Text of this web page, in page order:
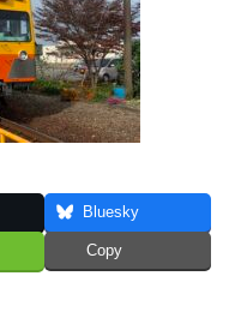
Bluesky
Copy